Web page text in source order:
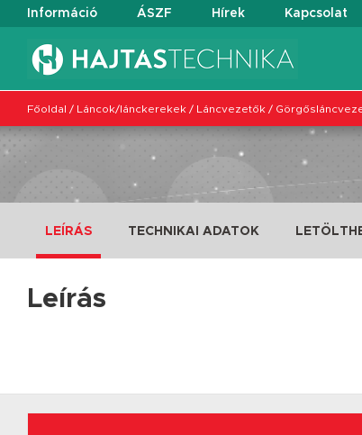
Információ ÁSZF Hírek Kapcsolat
Főoldal / Láncok/lánckerekek / Láncvezetők /
LEÍRÁS TECHNIKAI ADATOK
Leírás